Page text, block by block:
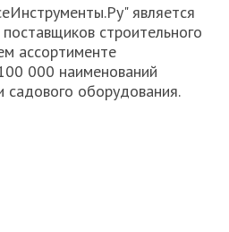
является
строительного
ассортименте
000 наименований
садового оборудования.